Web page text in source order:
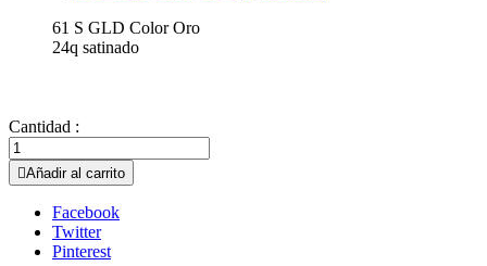
61 S GLD Color Oro
24q satinado
Cantidad :
Añadir al carrito
Facebook
Twitter
Pinterest